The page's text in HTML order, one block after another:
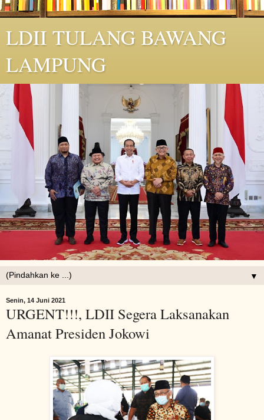
LDII TULANG BAWANG
LAMPUNG
▼
Senin, 14 Juni 2021
URGENT!!!, LDII Segera Laksanakan
Amanat Presiden Jokowi